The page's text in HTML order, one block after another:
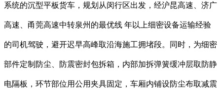
系统的沉型平板货车，规划从闵行区出发，经沪昆高速、济广
高速、甬莞高速中转泉州的最优线 年以上细密设备运输经验
的司机驾驶，避开迟早高峰取沿海施工拥堵段。同时，为细密
部件定制防尘、防震密封包拆箱，内部加拆弹簧缓冲层取防静
电隔板，环节部位用公用夹具固定，车厢内铺设防尘布取减震